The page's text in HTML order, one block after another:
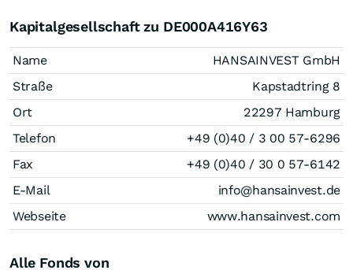
Kapitalgesellschaft zu DE000A416Y63
Name
HANSAINVEST GmbH
Straße
Kapstadtring 8
Ort
22297 Hamburg
Telefon
+49 (0)40 / 3 00 57-6296
Fax
+49 (0)40 / 30 0 57-6142
E-Mail
info@hansainvest.de
Webseite
www.hansainvest.com
Alle Fonds von